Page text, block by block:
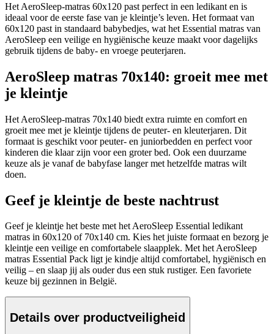
Het AeroSleep-matras 60x120 past perfect in een ledikant en is
ideaal voor de eerste fase van je kleintje’s leven. Het formaat van
60x120 past in standaard babybedjes, wat het Essential matras van
AeroSleep een veilige en hygiënische keuze maakt voor dagelijks
gebruik tijdens de baby- en vroege peuterjaren.
AeroSleep matras 70x140: groeit mee met
je kleintje
Het AeroSleep-matras 70x140 biedt extra ruimte en comfort en
groeit mee met je kleintje tijdens de peuter- en kleuterjaren. Dit
formaat is geschikt voor peuter- en juniorbedden en perfect voor
kinderen die klaar zijn voor een groter bed. Ook een duurzame
keuze als je vanaf de babyfase langer met hetzelfde matras wilt
doen.
Geef je kleintje de beste nachtrust
Geef je kleintje het beste met het AeroSleep Essential ledikant
matras in 60x120 of 70x140 cm. Kies het juiste formaat en bezorg je
kleintje een veilige en comfortabele slaapplek. Met het AeroSleep
matras Essential Pack ligt je kindje altijd comfortabel, hygiënisch en
veilig – en slaap jij als ouder dus een stuk rustiger. Een favoriete
keuze bij gezinnen in België.
Details over productveiligheid